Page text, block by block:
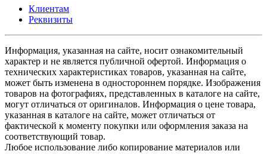
Клиентам
Реквизиты
Информация, указанная на сайте, носит ознакомительный
характер и не является публичной офертой. Информация о
технических характеристиках товаров, указанная на сайте,
может быть изменена в одностороннем порядке. Изображения
товаров на фотографиях, представленных в каталоге на сайте,
могут отличаться от оригиналов. Информация о цене товара,
указанная в каталоге на сайте, может отличаться от
фактической к моменту покупки или оформления заказа на
соответствующий товар.
Любое использование либо копирование материалов или